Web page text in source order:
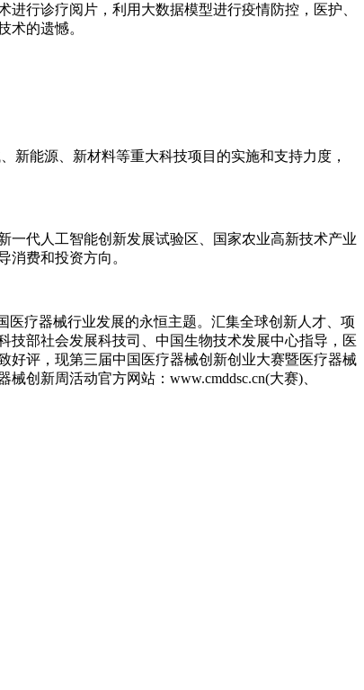
行诊疗阅片，利用大数据模型进行疫情防控，医护、
的遗憾。
新能源、新材料等重大科技项目的实施和支持力度，
一代人工智能创新发展试验区、国家农业高新技术产业
消费和投资方向。
疗器械行业发展的永恒主题。汇集全球创新人才、项
部社会发展科技司、中国生物技术发展中心指导，医
好评，现第三届中国医疗器械创新创业大赛暨医疗器械
创新周活动官方网站：www.cmddsc.cn(大赛)、